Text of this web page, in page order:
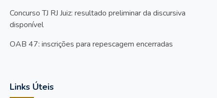
Concurso TJ RJ Juiz: resultado preliminar da discursiva
disponível
OAB 47: inscrições para repescagem encerradas
Links Úteis